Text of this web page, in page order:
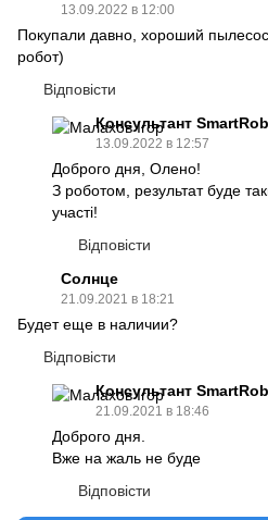
13.09.2022 в 12:00
Покупали давно, хороший
робот)
Відповісти
Консультант
13.09.2022 в 12:57
Доброго дня, Олено!
З роботом, результат буде
участі!
Відповісти
Солнце
21.09.2021 в 18:21
Будет еще в наличии?
Відповісти
Консультант
21.09.2021 в 18:46
Доброго дня.
Вже на жаль не буде
Відповісти